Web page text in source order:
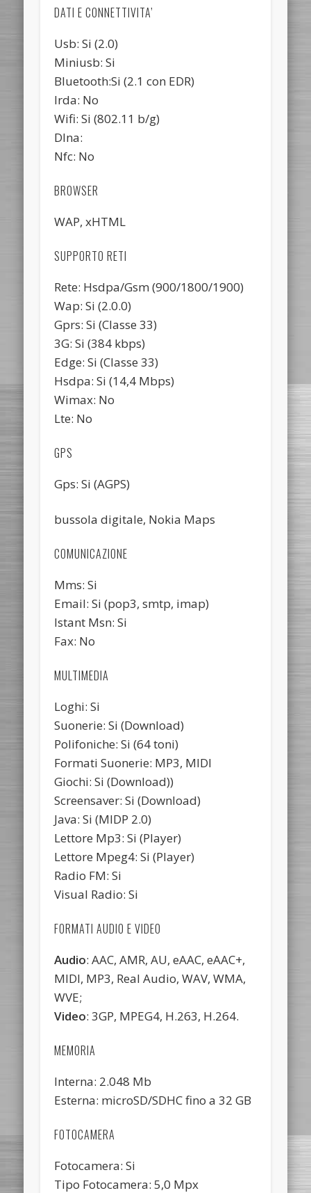
DATI E CONNETTIVITA’
Usb: Si (2.0)
Miniusb: Si
Bluetooth:Si (2.1 con EDR)
Irda: No
Wifi: Si (802.11 b/g)
Dlna:
Nfc: No
BROWSER
WAP, xHTML
SUPPORTO RETI
Rete: Hsdpa/Gsm (900/1800/1900)
Wap: Si (2.0.0)
Gprs: Si (Classe 33)
3G: Si (384 kbps)
Edge: Si (Classe 33)
Hsdpa: Si (14,4 Mbps)
Wimax: No
Lte: No
GPS
Gps: Si (AGPS)
bussola digitale, Nokia Maps
COMUNICAZIONE
Mms: Si
Email: Si (pop3, smtp, imap)
Istant Msn: Si
Fax: No
MULTIMEDIA
Loghi: Si
Suonerie: Si (Download)
Polifoniche: Si (64 toni)
Formati Suonerie: MP3, MIDI
Giochi: Si (Download))
Screensaver: Si (Download)
Java: Si (MIDP 2.0)
Lettore Mp3: Si (Player)
Lettore Mpeg4: Si (Player)
Radio FM: Si
Visual Radio: Si
FORMATI AUDIO E VIDEO
Audio: AAC, AMR, AU, eAAC, eAAC+,
MIDI, MP3, Real Audio, WAV, WMA,
WVE;
Video: 3GP, MPEG4, H.263, H.264.
MEMORIA
Interna: 2.048 Mb
Esterna: microSD/SDHC fino a 32 GB
FOTOCAMERA
Fotocamera: Si
Tipo Fotocamera: 5,0 Mpx